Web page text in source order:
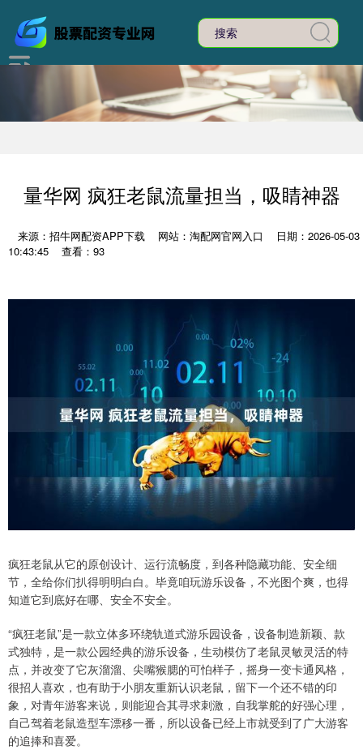
量华网 疯狂老鼠流量担当，吸睛神器
来源：招牛网配资APP下载 网站：淘配网官网入口
日期：2026-05-03
10:43:45
查看：93
疯狂老鼠从它的原创设计、运行流畅度，到各种隐藏功能、安全细
节，全给你们扒得明明白白。毕竟咱玩游乐设备，不光图个爽，也得
知道它到底好在哪、安全不安全。
“疯狂老鼠”是一款立体多环绕轨道式游乐园设备，设备制造新颖、款
式独特，是一款公园经典的游乐设备，生动模仿了老鼠灵敏灵活的特
点，并改变了它灰溜溜、尖嘴猴腮的可怕样子，摇身一变卡通风格，
很招人喜欢，也有助于小朋友重新认识老鼠，留下一个还不错的印
象，对青年游客来说，则能迎合其寻求刺激，自我掌舵的好强心理，
自己驾着老鼠造型车漂移一番，所以设备已经上市就受到了广大游客
的追捧和喜爱。